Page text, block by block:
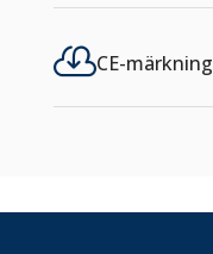
CE-märkning